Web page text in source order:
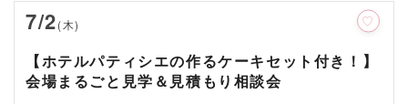
7/2(木)
【ホテルパティシエの作るケーキセット付き！】
会場まるごと見学＆見積もり相談会